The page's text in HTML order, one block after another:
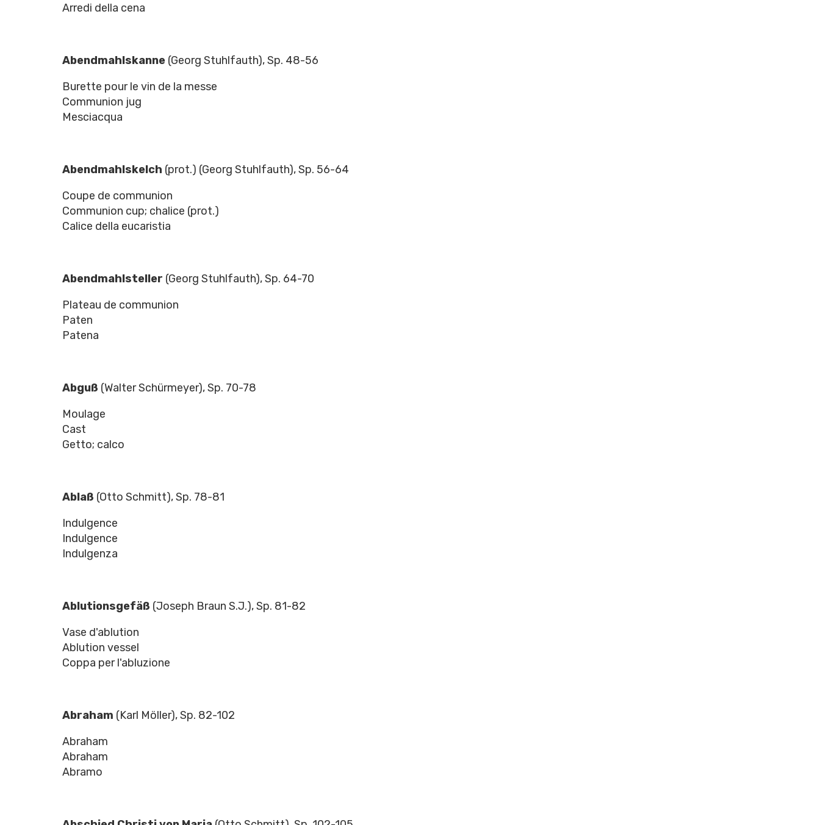
Arredi della cena
Abendmahlskanne (Georg Stuhlfauth), Sp. 48-56
Burette pour le vin de la messe
Communion jug
Mesciacqua
Abendmahlskelch (prot.) (Georg Stuhlfauth), Sp. 56-64
Coupe de communion
Communion cup; chalice (prot.)
Calice della eucaristia
Abendmahlsteller (Georg Stuhlfauth), Sp. 64-70
Plateau de communion
Paten
Patena
Abguß (Walter Schürmeyer), Sp. 70-78
Moulage
Cast
Getto; calco
Ablaß (Otto Schmitt), Sp. 78-81
Indulgence
Indulgence
Indulgenza
Ablutionsgefäß (Joseph Braun S.J.), Sp. 81-82
Vase d'ablution
Ablution vessel
Coppa per l'abluzione
Abraham (Karl Möller), Sp. 82-102
Abraham
Abraham
Abramo